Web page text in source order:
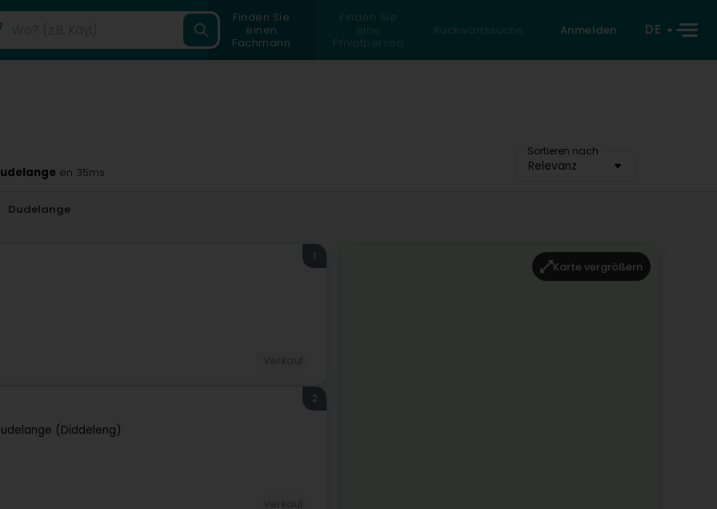
Finden Sie
einen
Fachmann
Finden Sie
eine
Privatperson
Rückwärtssuche Anmelden DE
Sortieren nach
Relevanz
en 35ms
Dudelange
1
(Diddeleng)
2
Karte vergrößern